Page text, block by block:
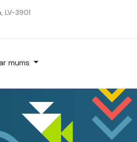
LV-3901
mums